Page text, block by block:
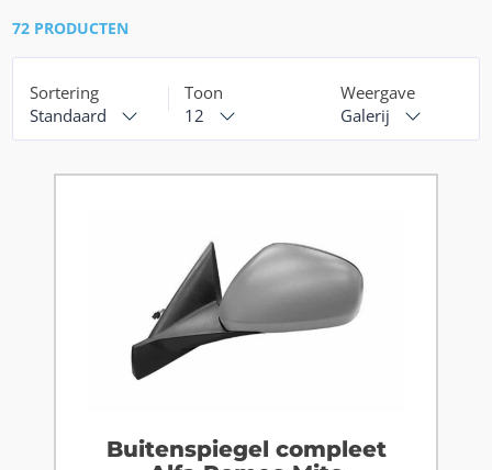
72 PRODUCTEN
Sortering
Standaard
Toon
12
Weergave
Galerij
Buitenspiegel compleet